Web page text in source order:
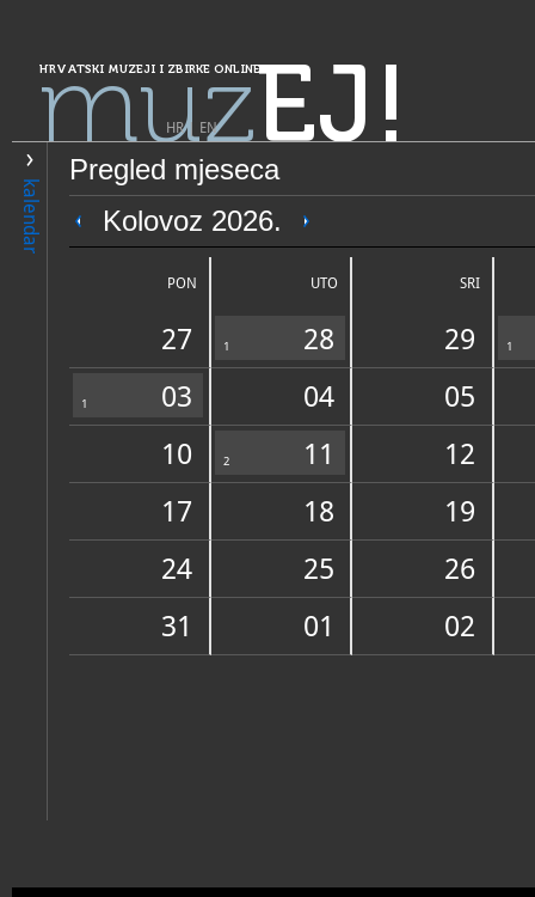
HRVATSKI MUZEJI I ZBIRKE ONLINE
muzEJ!
HR| EN
kalendar
Pregled mjeseca
Kolovoz 2026.
PON UTO SRI
27 1 28 29 1
1 03 04
05
10
2 11
12
17
18
19
24
25
26
31
01 02
PRETRAŽIVANJE
Grad Zagreb
Hrvatski muzej naivne
OPĆI PODACI
Zbirke